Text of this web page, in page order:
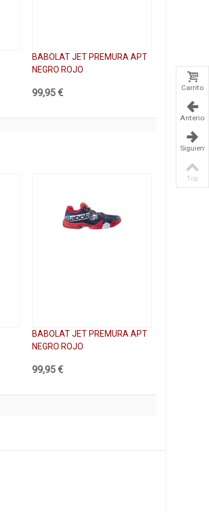
BABOLAT JET PREMURA APT
NEGRO ROJO
99,95 €
BABOLAT JET PREMURA APT
NEGRO ROJO
99,95 €
Carrito
Anterior
Top